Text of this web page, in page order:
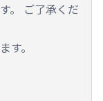
。 ご了承くだ
す。